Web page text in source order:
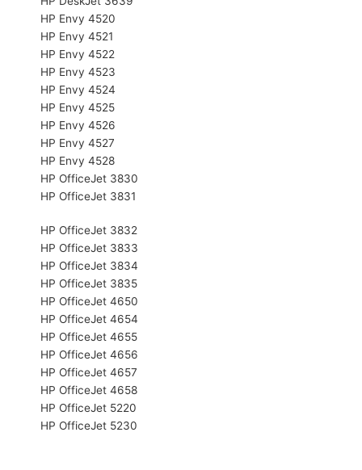
HP Envy 4520
HP Envy 4521
HP Envy 4522
HP Envy 4523
HP Envy 4524
HP Envy 4525
HP Envy 4526
HP Envy 4527
HP Envy 4528
HP OfficeJet 3830
HP OfficeJet 3831
HP OfficeJet 3832
HP OfficeJet 3833
HP OfficeJet 3834
HP OfficeJet 3835
HP OfficeJet 4650
HP OfficeJet 4654
HP OfficeJet 4655
HP OfficeJet 4656
HP OfficeJet 4657
HP OfficeJet 4658
HP OfficeJet 5220
HP OfficeJet 5230